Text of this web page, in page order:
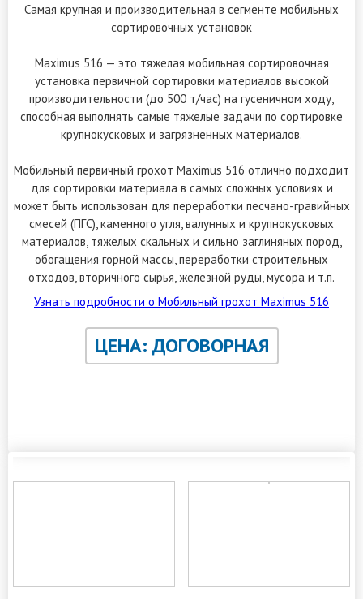
Самая крупная и производительная в сегменте мобильных
сортировочных установок
Maximus 516 — это тяжелая мобильная сортировочная
установка первичной сортировки материалов высокой
производительности (до 500 т/час) на гусеничном ходу,
способная выполнять самые тяжелые задачи по сортировке
крупнокусковых и загрязненных материалов.
Мобильный первичный грохот Maximus 516 отлично подходит
для сортировки материала в самых сложных условиях и
может быть использован для переработки песчано-гравийных
смесей (ПГС), каменного угля, валунных и крупнокусковых
материалов, тяжелых скальных и сильно заглиняных пород,
обогащения горной массы, переработки строительных
отходов, вторичного сырья, железной руды, мусора и т.п.
Узнать подробности о Мобильный грохот Maximus 516
ЦЕНА: ДОГОВОРНАЯ